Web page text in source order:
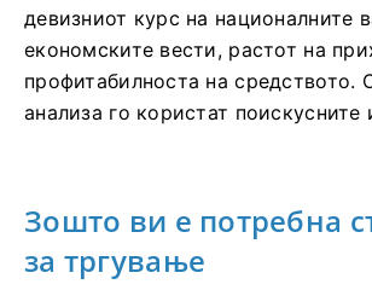
девизниот курс на националните
економските вести, растот на
профитабилноста на средството.
анализа го користат поискусните
Зошто ви е потребна
за тргување